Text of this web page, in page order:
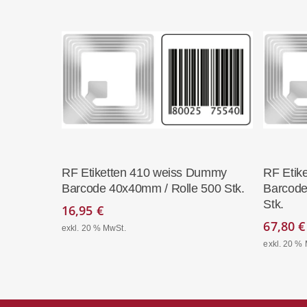
In Den Warenkorb
RF Etiketten 410 weiss Dummy
Barcode 40x40mm / Rolle 500 Stk.
16,95 €
exkl. 20 % MwSt.
RF
Stk.
67,80€
exkl. 20 %